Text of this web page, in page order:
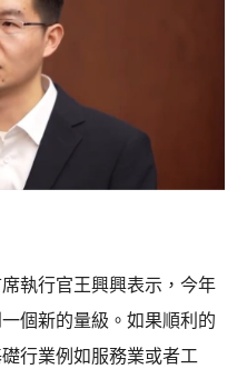
執行官王興興表示，今年
個新的量級。如果順利的
行業例如服務業或者工